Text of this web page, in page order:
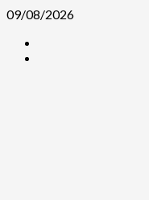
Skip
content
09/08/2026